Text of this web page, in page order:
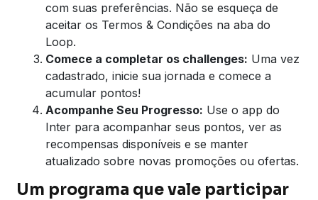
com suas preferências. Não se esqueça de
aceitar os Termos & Condições na aba do
Loop.
Comece a completar os challenges: Uma vez
cadastrado, inicie sua jornada e comece a
acumular pontos!
Acompanhe Seu Progresso: Use o app do
Inter para acompanhar seus pontos, ver as
recompensas disponíveis e se manter
atualizado sobre novas promoções ou ofertas.
Um programa que vale participar